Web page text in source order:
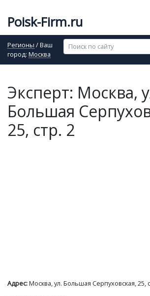
Poisk-Firm.ru
Регионы / Ваш
город: Москва
Эксперт: Москва,
Большая
25, стр. 2
Адрес:Москва, ул. Большая Серпуховская, 25,